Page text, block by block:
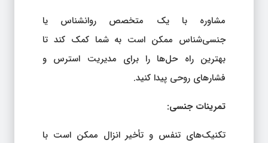
مشاوره با یک متخصص روانشناس یا
جنسی‌شناس ممکن است به شما کمک کند تا
بهترین راه حل‌ها را برای مدیریت استرس و
فشارهای روحی پیدا کنید.
تمرینات جنسی:
تکنیک‌های تنفس و تأخیر انزال ممکن است با